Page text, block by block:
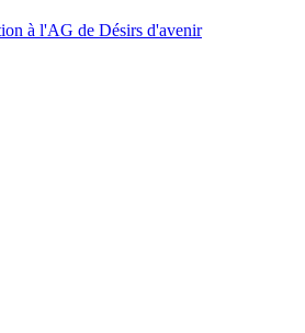
à l'AG de Désirs d'avenir